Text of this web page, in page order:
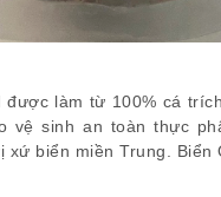
làm từ 100% cá
vệ sinh an toàn thực
biển miền Trung. Biển